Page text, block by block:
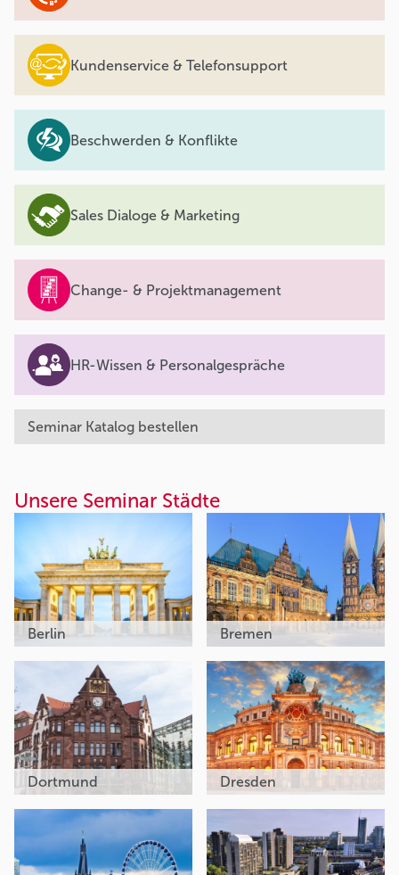
Kundenservice & Telefonsupport
Beschwerden & Konflikte
Sales Dialoge & Marketing
Change- & Projektmanagement
HR-Wissen & Personalgespräche
Seminar Katalog bestellen
Unsere Seminar Städte
Berlin Bremen
Dortmund Dresden